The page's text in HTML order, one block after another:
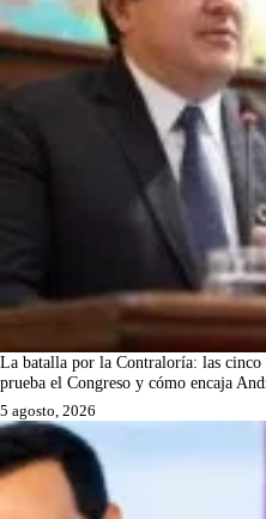
La batalla por la Contraloría: las cinco
prueba el Congreso y cómo encaja
5 agosto, 2026